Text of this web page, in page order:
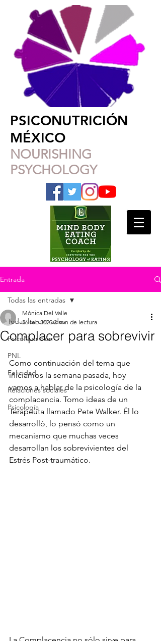
PSICONUTRICIÓN
MÉXICO
NOURISHING
PSYCHOLOGY
Entrada
Todas las entradas
PsicoNutrición
PNL
Felicidad
Relaciones sociales
Psicología
Todas las entradas
Complacer para sobrevivir
Mónica Del Valle
26 feb 2020 2 min de lectura
Como continuación del tema que
iniciamos la semana pasada, hoy
vamos a hablar de la psicología de la
complacencia. Tomo ideas de un
Terapeuta llamado Pete Walker. Él lo
desarrolló, lo pensó como un
mecanismo que muchas veces
desarrollan los sobrevivientes del
Estrés Post-traumático.